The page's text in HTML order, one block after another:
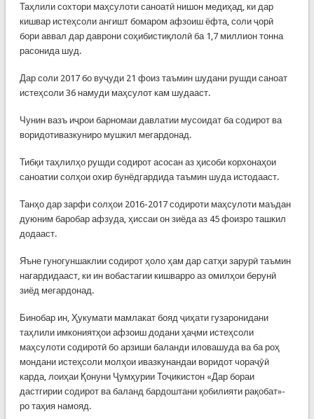
Таҳлили сохтори маҳсулоти саноатӣ нишон медиҳад, ки дар
кишвар истеҳсоли ангишт бомаром афзоиш ёфта, соли ҷорӣ
бори аввал дар даврони соҳибистиқлолӣ ба 1,7 миллион тонна
расонида шуд.
Дар соли 2017 бо вуҷуди 21 фоиз таъмин шудани рушди саноат
истеҳсоли 36 намуди маҳсулот кам шудааст.
Чунин вазъ иҷрои барномаи давлатии мусоидат ба содирот ва
воридотивазкуниро мушкил мегардонад.
Тибқи таҳлилҳо рушди содирот асосан аз ҳисоби корхонаҳои
саноатии солҳои охир бунёдгардида таъмин шуда истодааст.
Танҳо дар зарфи солҳои 2016-2017 содироти маҳсулоти маъдан
дуюним баробар афзуда, ҳиссаи он зиёда аз 45 фоизро ташкил
додааст.
Яъне гуногуншаклии содирот ҳоло ҳам дар сатҳи зарурӣ таъмин
нагардидааст, ки ин вобастагии кишварро аз омилҳои берунӣ
зиёд мегардонад.
Бинобар ин, Ҳукумати мамлакат бояд ҷиҳати гузаронидани
таҳлили имкониятҳои афзоиш додани ҳаҷми истеҳсоли
маҳсулоти содиротӣ бо арзиши баланди иловашуда ва ба роҳ
мондани истеҳсоли молҳои ивазкунандаи воридот чораҷӯӣ
карда, лоиҳаи Қонуни Ҷумҳурии Тоҷикистон «Дар бораи
дастгирии содирот ва баланд бардоштани қобилияти рақобат»-
ро таҳия намояд.